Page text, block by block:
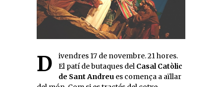
Divendres 17 de novembre. 21 hores. El patí de butaques del Casal Catòlic
de Sant Andreu es comença a aïllar